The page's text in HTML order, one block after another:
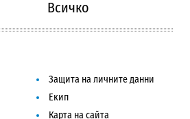
Всичко
Защита на личните данни
Екип
Карта на сайта